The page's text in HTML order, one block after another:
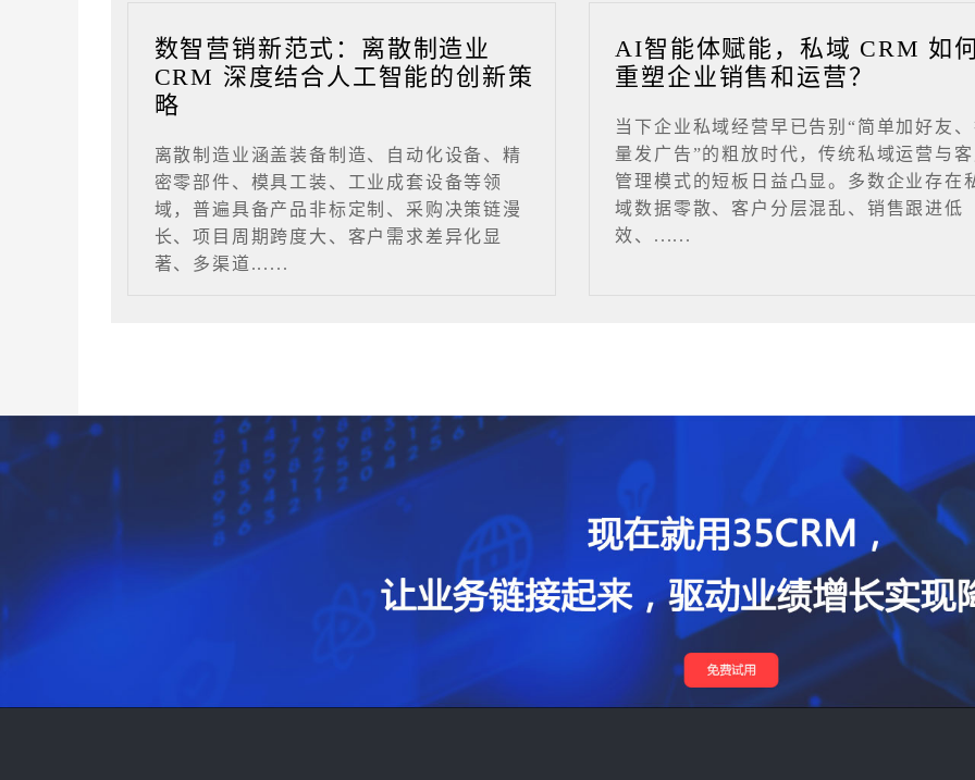
数智营销新范式：离散制造业
CRM 深度结合人工智能的创新策
略
离散制造业涵盖装备制造、自动化设备、精
密零部件、模具工装、工业成套设备等领
域，普遍具备产品非标定制、采购决策链漫
长、项目周期跨度大、客户需求差异化显
著、多渠道......
AI智能体赋能，私域 CRM 如
重塑企业销售和运营？
当下企业私域经营早已告别“简单加好友
量发广告”的粗放时代，传统私域运营与
管理模式的短板日益凸显。多数企业存在
域数据零散、客户分层混乱、销售跟进低
效、......